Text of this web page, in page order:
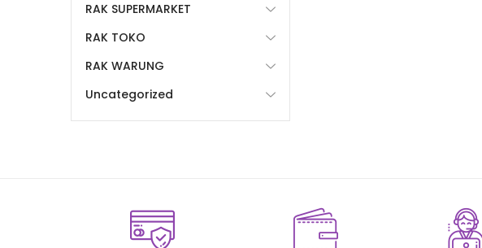
RAK SUPERMARKET
RAK TOKO
RAK WARUNG
Uncategorized